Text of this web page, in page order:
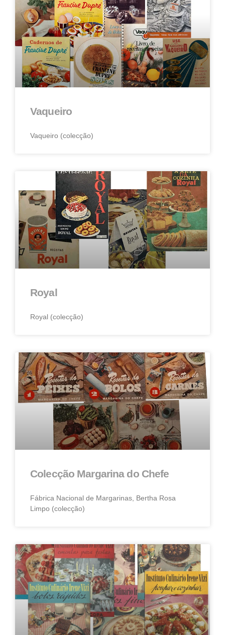
Vaqueiro
Vaqueiro (colecção)
Royal
Royal (colecção)
Colecção Margarina do Chefe
Fábrica Nacional de Margarinas, Bertha Rosa
Limpo (colecção)